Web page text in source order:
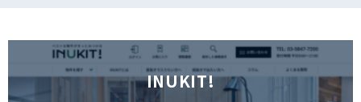
INUKIT!